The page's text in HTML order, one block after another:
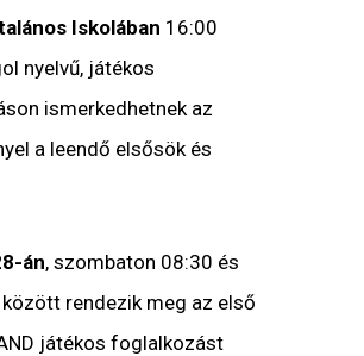
Iskolában 16:00
nyelvű, játékos
ismerkedhetnek az
a leendő elsősök és
án, szombaton 08:30 és
rendezik meg az első
játékos foglalkozást